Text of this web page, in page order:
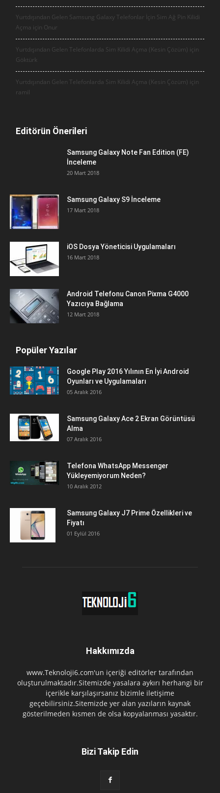
Yurtdışından Gelen Samsung Galaxy Telefonlar İçin Sim Ağ Pin Kilidi
Açma için Onur
Yurtdışından Gelen Telefonlarda Sim Kilidi Açma (Kesin Çözüm) için
Göktürk
Yurtdışından Gelen Telefonlarda Sim Kilidi Açma (Kesin Çözüm) için
ramil
Editörün Önerileri
Samsung Galaxy Note Fan Edition (FE)
İnceleme
20 Mart 2018
Samsung Galaxy S9 İnceleme
17 Mart 2018
iOS Dosya Yöneticisi Uygulamaları
16 Mart 2018
Android Telefonu Canon Pixma G4000
Yazıcıya Bağlama
12 Mart 2018
Popüler Yazılar
Google Play 2016 Yılının En İyi Android
Oyunları ve Uygulamaları
05 Aralık 2016
Samsung Galaxy Ace 2 Ekran Görüntüsü
Alma
07 Aralık 2016
Telefona WhatsApp Messenger
Yükleyemiyorum Neden?
10 Aralık 2012
Samsung Galaxy J7 Prime Özellikleri ve
Fiyatı
01 Eylül 2016
Hakkımızda
www.Teknoloji6.com'un içeriği editörler tarafından
oluşturulmaktadır.Sitemizde yasalara aykırı herhangi bir
içerikle karşılaşırsanız bizimle iletişime
geçebilirsiniz.Sitemizde yer alan yazıların kaynak
gösterilmeden kısmen de olsa kopyalanması yasaktır.
Bizi Takip Edin